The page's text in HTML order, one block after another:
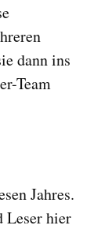
dann ins
Team
Jahres.
Leser hier